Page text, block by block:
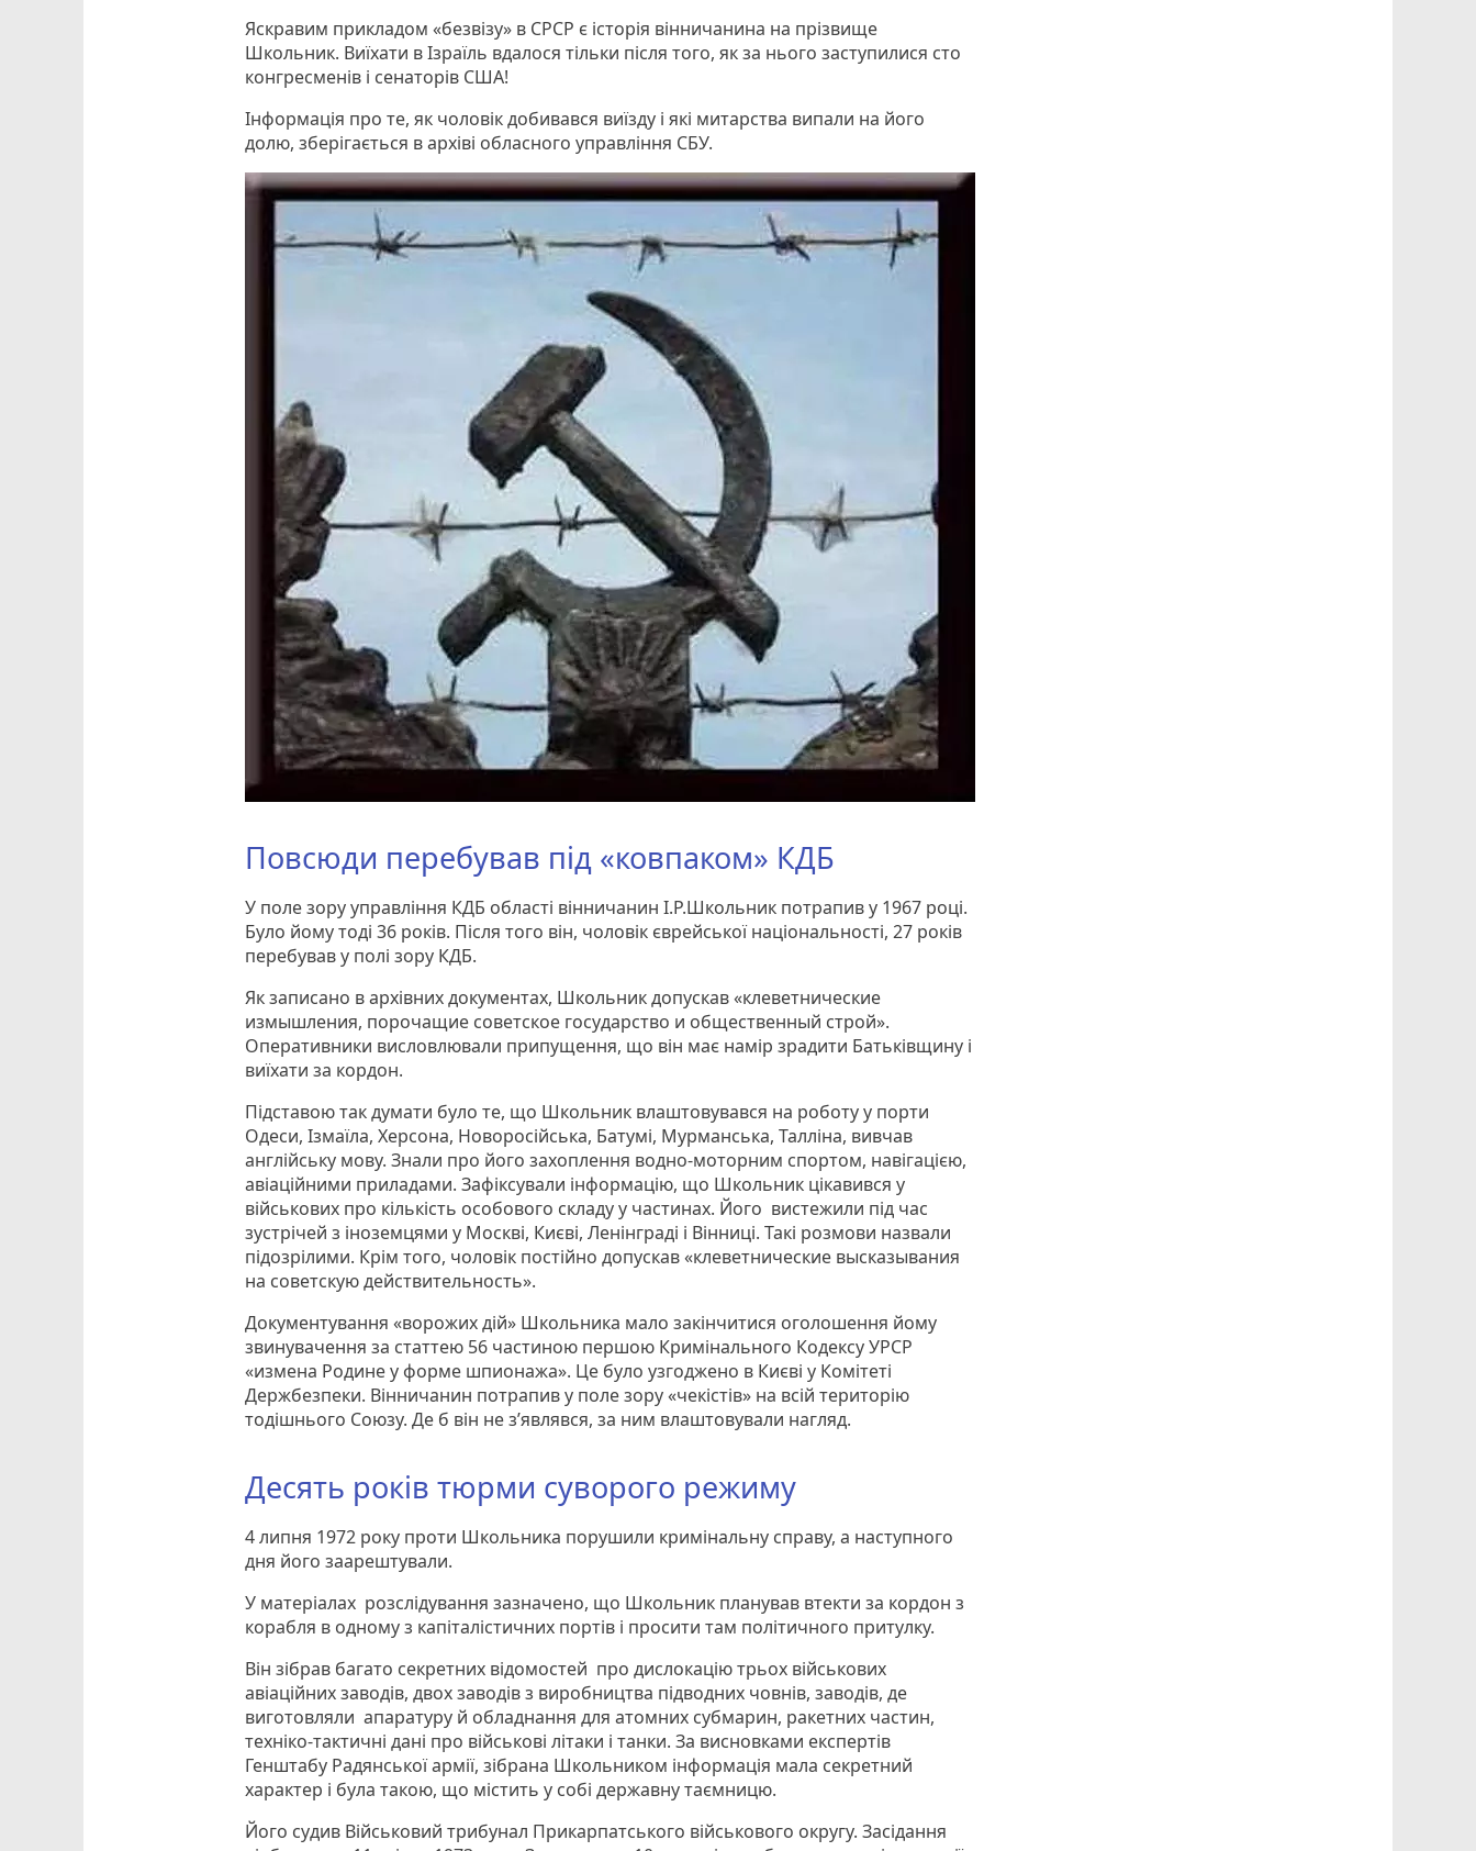
Яскравим прикладом «безвізу» в СРСР є історія вінничанина на прізвище
Школьник. Виїхати в Ізраїль вдалося тільки після того, як за нього заступилися сто
конгресменів і сенаторів США!
Інформація про те, як чоловік добивався виїзду і які митарства випали на його
долю, зберігається в архіві обласного управління СБУ.
Повсюди перебував під «ковпаком» КДБ
У поле зору управління КДБ області вінничанин І.Р.Школьник потрапив у 1967 році.
Було йому тоді 36 років. Після того він, чоловік єврейської національності, 27 років
перебував у полі зору КДБ.
Як записано в архівних документах, Школьник допускав «клеветнические
измышления, порочащие советское государство и общественный строй».
Оперативники висловлювали припущення, що він має намір зрадити Батьківщину і
виїхати за кордон.
Підставою так думати було те, що Школьник влаштовувався на роботу у порти
Одеси, Ізмаїла, Херсона, Новоросійська, Батумі, Мурманська, Талліна, вивчав
англійську мову. Знали про його захоплення водно-моторним спортом, навігацією,
авіаційними приладами. Зафіксували інформацію, що Школьник цікавився у
військових про кількість особового складу у частинах. Його вистежили під час
зустрічей з іноземцями у Москві, Києві, Ленінграді і Вінниці. Такі розмови назвали
підозрілими. Крім того, чоловік постійно допускав «клеветнические высказывания
на советскую действительность».
Документування «ворожих дій» Школьника мало закінчитися оголошення йому
звинувачення за статтею 56 частиною першою Кримінального Кодексу УРСР
«измена Родине у форме шпионажа». Це було узгоджено в Києві у Комітеті
Держбезпеки. Вінничанин потрапив у поле зору «чекістів» на всій територію
тодішнього Союзу. Де б він не з’являвся, за ним влаштовували нагляд.
Десять років тюрми суворого режиму
4 липня 1972 року проти Школьника порушили кримінальну справу, а наступного
дня його заарештували.
У матеріалах розслідування зазначено, що Школьник планував втекти за кордон з
корабля в одному з капіталістичних портів і просити там політичного притулку.
Він зібрав багато секретних відомостей про дислокацію трьох військових
авіаційних заводів, двох заводів з виробництва підводних човнів, заводів, де
виготовляли апаратуру й обладнання для атомних субмарин, ракетних частин,
техніко-тактичні дані про військові літаки і танки. За висновками експертів
Генштабу Радянської армії, зібрана Школьником інформація мала секретний
характер і була такою, що містить у собі державну таємницю.
Його судив Військовий трибунал Прикарпатського військового округу. Засідання